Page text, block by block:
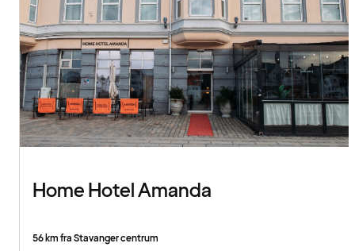
Home Hotel Amanda
56 km fra Stavanger centrum